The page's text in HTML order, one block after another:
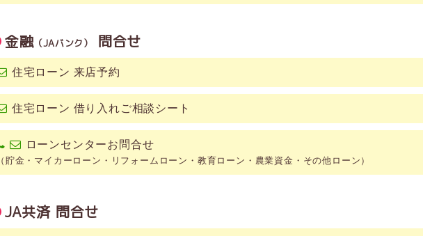
金融（JAバンク） 問合せ
住宅ローン 来店予約
住宅ローン 借り入れご相談シート
ローンセンターお問合せ
（貯金・マイカーローン・リフォームローン・教育ローン・農業資金・その他ローン）
JA共済 問合せ